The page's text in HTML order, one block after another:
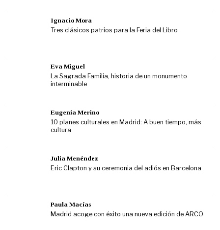
Ignacio Mora
Tres clásicos patrios para la Feria del Libro
Eva Miguel
La Sagrada Familia, historia de un monumento
interminable
Eugenia Merino
10 planes culturales en Madrid: A buen tiempo, más
cultura
Julia Menéndez
Eric Clapton y su ceremonia del adiós en Barcelona
Paula Macías
Madrid acoge con éxito una nueva edición de ARCO